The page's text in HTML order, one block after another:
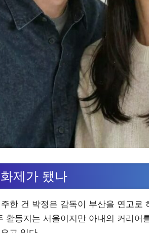
제가 됐나
한 건 박정은 감독이 부산을 연고로
활동지는 서울이지만 아내의 커리어